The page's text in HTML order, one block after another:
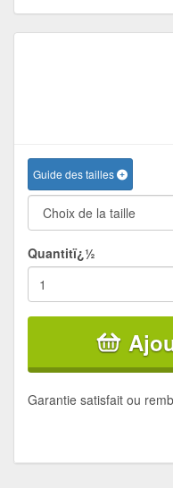
Guide des tailles
Quantitï¿½
Garantie satisfait ou